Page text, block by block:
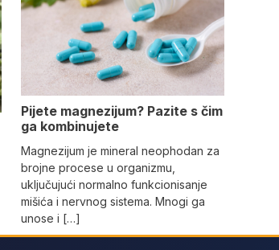
Pijete magnezijum? Pazite s čim
ga kombinujete
Magnezijum je mineral neophodan za
brojne procese u organizmu,
uključujući normalno funkcionisanje
mišića i nervnog sistema. Mnogi ga
unose i […]